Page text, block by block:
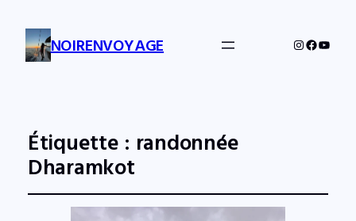
NOIRENVOYAGE Instagram
Étiquette : randonnée
Dharamkot